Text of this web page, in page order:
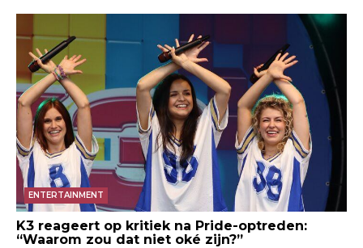
ENTERTAINMENT
K3 reageert op kritiek na Pride-optreden:
“Waarom zou dat niet oké zijn?”